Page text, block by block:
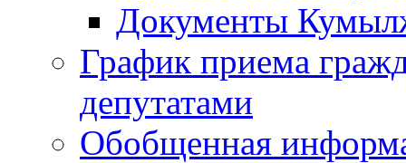
Документы
График приема
депутатами
Обобщенная